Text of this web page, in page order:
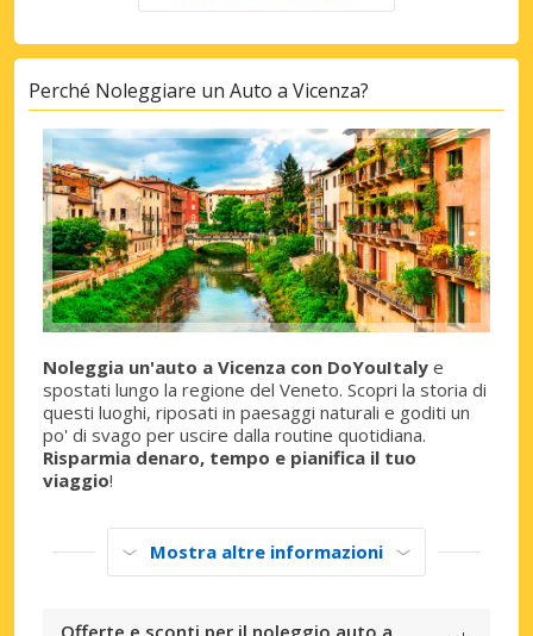
Perché Noleggiare un Auto a Vicenza?
Noleggia un'auto a Vicenza con DoYouItaly e
spostati lungo la regione del Veneto. Scopri la storia di
questi luoghi, riposati in paesaggi naturali e goditi un
po' di svago per uscire dalla routine quotidiana.
Risparmia denaro, tempo e pianifica il tuo
viaggio!
Mostra altre informazioni
Offerte e sconti per il noleggio auto a